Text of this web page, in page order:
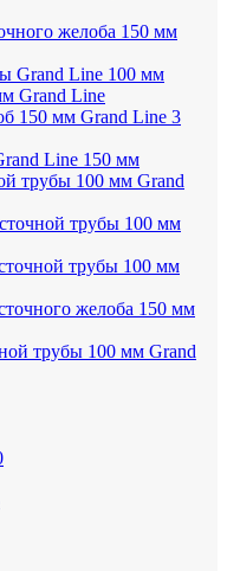
желоба 150 мм
Grand Line 100 мм
Grand Line
150 мм Grand Line 3
Line 150 мм
трубы 100 мм Grand
трубы 100 мм
трубы 100 мм
желоба 150 мм
трубы 100 мм Grand